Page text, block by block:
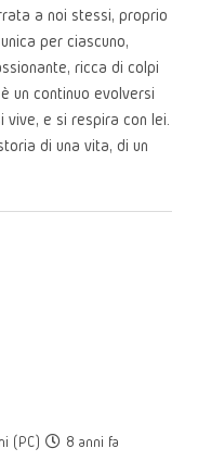
a noi stessi, proprio
per ciascuno,
ricca di colpi
un continuo evolversi
e si respira con lei.
di una vita, di un
(PC) 8 anni fa